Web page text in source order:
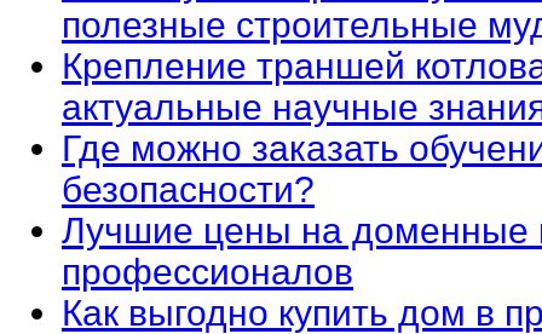
полезные строительные
Крепление траншей
актуальные научные
Где можно заказать
безопасности?
Лучшие цены на доменные
профессионалов
Как выгодно купить дом в